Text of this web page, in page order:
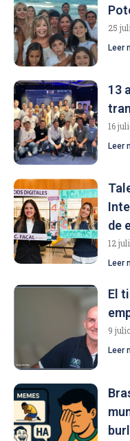
25
Leer
13
16
Leer
de
12
Leer
El
9
Leer